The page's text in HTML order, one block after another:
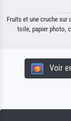
Fruits et une cruche sur
toile, papier photo,
Voir